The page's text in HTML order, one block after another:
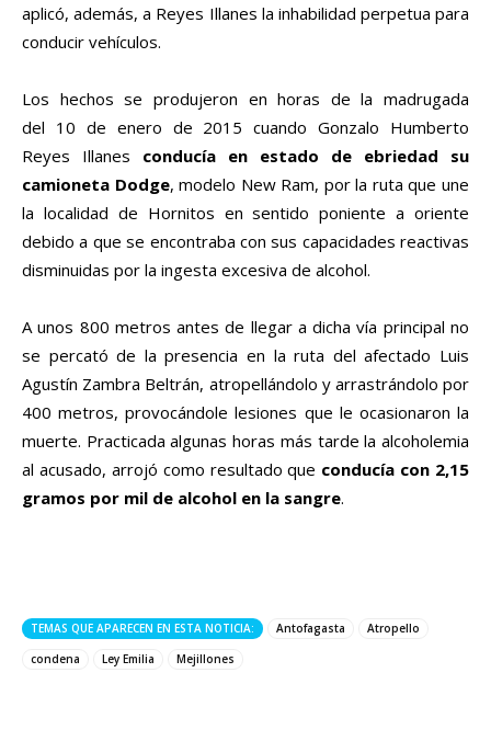
aplicó, además, a Reyes Illanes la inhabilidad perpetua para
conducir vehículos.
Los hechos se produjeron en horas de la madrugada
del 10 de enero de 2015 cuando Gonzalo Humberto
Reyes Illanes conducía en estado de ebriedad su
camioneta Dodge, modelo New Ram, por la ruta que une
la localidad de Hornitos en sentido poniente a oriente
debido a que se encontraba con sus capacidades reactivas
disminuidas por la ingesta excesiva de alcohol.
A unos 800 metros antes de llegar a dicha vía principal no
se percató de la presencia en la ruta del afectado Luis
Agustín Zambra Beltrán, atropellándolo y arrastrándolo por
400 metros, provocándole lesiones que le ocasionaron la
muerte. Practicada algunas horas más tarde la alcoholemia
al acusado, arrojó como resultado que conducía con 2,15
gramos por mil de alcohol en la sangre.
TEMAS QUE APARECEN EN ESTA NOTICIA: Antofagasta
Atropello
condena
Ley Emilia Mejillones